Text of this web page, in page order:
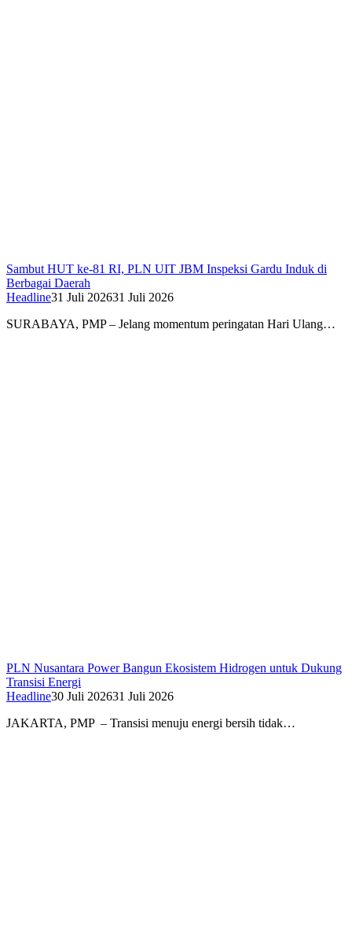
Sambut HUT ke-81 RI, PLN UIT JBM Inspeksi Gardu Induk di
Berbagai Daerah
Headline31 Juli 202631 Juli 2026
SURABAYA, PMP – Jelang momentum peringatan Hari Ulang…
PLN Nusantara Power Bangun Ekosistem Hidrogen untuk Dukung
Transisi Energi
Headline30 Juli 202631 Juli 2026
JAKARTA, PMP – Transisi menuju energi bersih tidak…